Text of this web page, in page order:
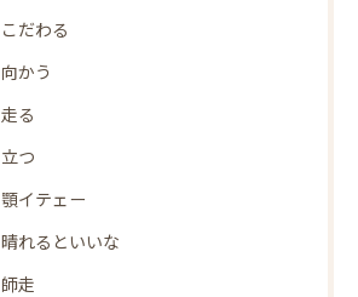
こだわる
向かう
走る
立つ
顎イテェー
晴れるといいな
師走